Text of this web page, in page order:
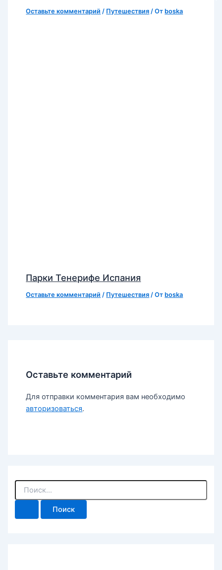
Оставьте комментарий / Путешествия / От boska
Парки Тенерифе Испания
Оставьте комментарий / Путешествия / От boska
Оставьте комментарий
Для отправки комментария вам необходимо
авторизоваться.
П
и